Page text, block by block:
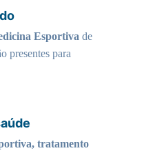
Esportiva de
presentes para
tratamento